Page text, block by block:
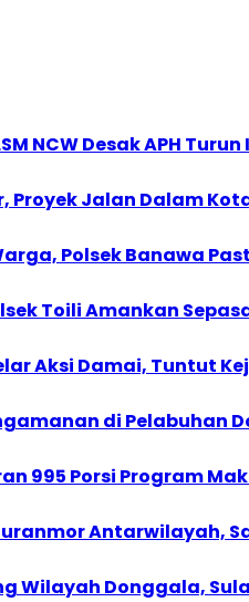
NCW Desak APH
Proyek Jalan Dalam
Polsek Banawa
Toili Amankan
Aksi Damai, Tuntut
di Pelabuhan
995 Porsi Program
Antarwilayah,
Wilayah Donggala,